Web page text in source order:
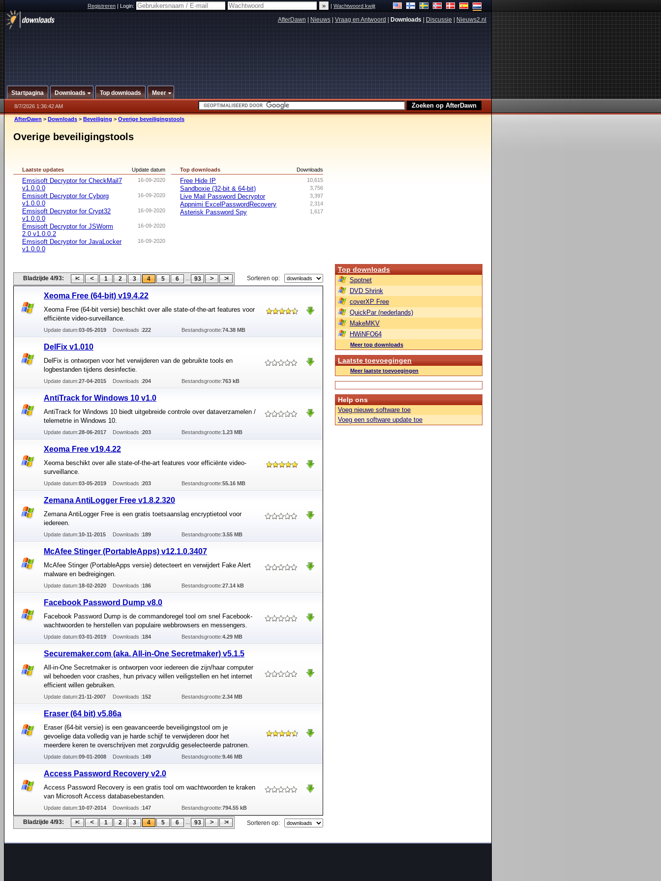
Registreren|Login: |Wachtwoord kwijt
AfterDawn Nieuws Vraag en Antwoord Downloads Discussie Nieuws2.nl
Startpagina Downloads Top downloads Meer
8/7/2026 1:36:42 AM
AfterDawn > Downloads > Beveiliging > Overige beveiligingstools
Overige beveiligingstools
Update datum
Laatste updates
16-09-2020
Emsisoft Decryptor for CheckMail7
v1.0.0.0
16-09-2020
Emsisoft Decryptor for Cyborg
v1.0.0.0
16-09-2020
Emsisoft Decryptor for Crypt32
v1.0.0.0
16-09-2020
Emsisoft Decryptor for JSWorm
2.0 v1.0.0.2
16-09-2020
Emsisoft Decryptor for JavaLocker
v1.0.0.0
Downloads
Top downloads
10,615
Free Hide IP
3,756
Sandboxie (32-bit & 64-bit)
3,397
Live Mail Password Decryptor
2,314
Appnimi ExcelPasswordRecovery
1,617
Asterisk Password Spy
Bladzijde 4/93: 1 2 3 4 5 6 ... 93 Sorteren op:
Xeoma Free (64-bit) v19.4.22
Xeoma Free (64-bit versie) beschikt over alle state-of-the-art features voor
efficiënte video-surveillance.
Update datum:03-05-2019 Downloads :222 Bestandsgrootte:74.38 MB
DelFix v1.010
DelFix is ontworpen voor het verwijderen van de gebruikte tools en
logbestanden tijdens desinfectie.
Update datum:27-04-2015 Downloads :204 Bestandsgrootte:763 kB
AntiTrack for Windows 10 v1.0
AntiTrack for Windows 10 biedt uitgebreide controle over dataverzamelen /
telemetrie in Windows 10.
Update datum:28-06-2017 Downloads :203 Bestandsgrootte:1.23 MB
Xeoma Free v19.4.22
Xeoma beschikt over alle state-of-the-art features voor efficiënte video-
surveillance.
Update datum:03-05-2019 Downloads :203 Bestandsgrootte:55.16 MB
Zemana AntiLogger Free v1.8.2.320
Zemana AntiLogger Free is een gratis toetsaanslag encryptietool voor
iedereen.
Update datum:10-11-2015 Downloads :189 Bestandsgrootte:3.55 MB
McAfee Stinger (PortableApps) v12.1.0.3407
McAfee Stinger (PortableApps versie) detecteert en verwijdert Fake Alert
malware en bedreigingen.
Update datum:18-02-2020 Downloads :186 Bestandsgrootte:27.14 kB
Facebook Password Dump v8.0
Facebook Password Dump is de commandoregel tool om snel Facebook-
wachtwoorden te herstellen van populaire webbrowsers en messengers.
Update datum:03-01-2019 Downloads :184 Bestandsgrootte:4.29 MB
Securemaker.com (aka. All-in-One Secretmaker) v5.1.5
All-in-One Secretmaker is ontworpen voor iedereen die zijn/haar computer
wil behoeden voor crashes, hun privacy willen veiligstellen en het internet
efficient willen gebruiken.
Update datum:21-11-2007 Downloads :152 Bestandsgrootte:2.34 MB
Eraser (64 bit) v5.86a
Eraser (64-bit versie) is een geavanceerde beveiligingstool om je
gevoelige data volledig van je harde schijf te verwijderen door het
meerdere keren te overschrijven met zorgvuldig geselecteerde patronen.
Update datum:09-01-2008 Downloads :149 Bestandsgrootte:9.46 MB
Access Password Recovery v2.0
Access Password Recovery is een gratis tool om wachtwoorden te kraken
van Microsoft Access databasebestanden.
Update datum:10-07-2014 Downloads :147 Bestandsgrootte:794.55 kB
Bladzijde 4/93: 1 2 3 4 5 6 ... 93 Sorteren op:
Top downloads
Spotnet
DVD Shrink
coverXP Free
QuickPar (nederlands)
MakeMKV
HWiNFO64
Meer top downloads
Laatste toevoegingen
Meer laatste toevoegingen
Help ons
Voeg nieuwe software toe
Voeg een software update toe